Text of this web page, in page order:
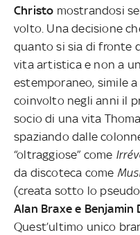
Christo mostrandosi
volto. Una decisione
quanto si sia di fronte
vita artistica e non a
estemporaneo, simile
coinvolto negli anni il
socio di una vita
spaziando dalle
“oltraggiose” come
da discoteca come
(creata sotto lo
Alan Braxe e Benjamin
Quest’ultimo unico